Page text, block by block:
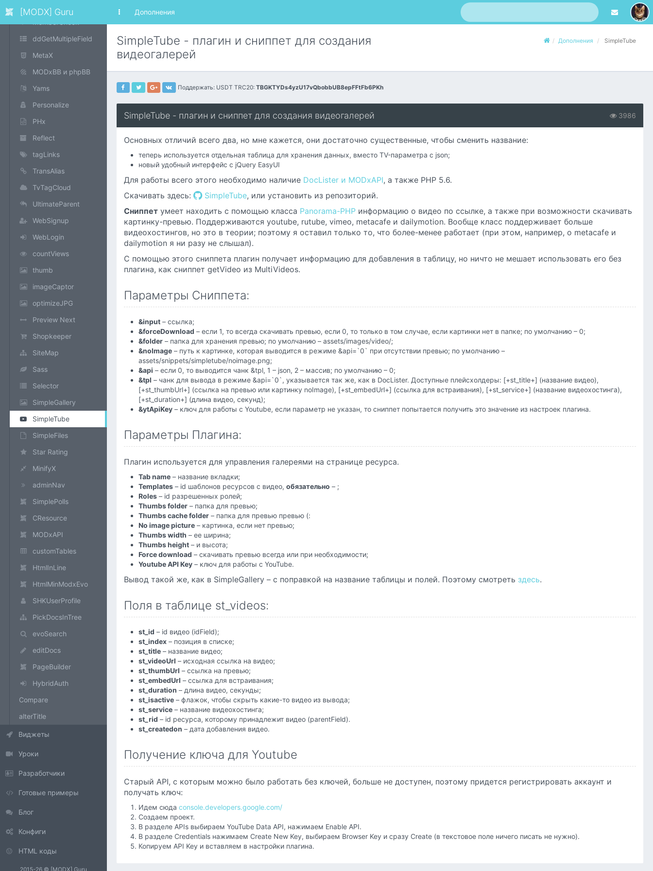
[MODX] Guru
ddGetMultipleField
MetaX
MODxBB и phpBB
Yams
Personalize
PHx
Reflect
tagLinks
TransAlias
TvTagCloud
UltimateParent
WebSignup
WebLogin
countViews
thumb
imageCaptor
optimizeJPG
Preview Next
Shopkeeper
SiteMap
Sass
Selector
SimpleGallery
SimpleTube
SimpleFiles
Star Rating
MinifyX
adminNav
SimplePolls
CResource
MODxAPI
customTables
HtmlInLine
HtmlMinModxEvo
SHKUserProfile
PickDocsInTree
evoSearch
editDocs
PageBuilder
HybridAuth
Compare
alterTitle
Виджеты
Уроки
Разработчики
Готовые примеры
Блог
Конфиги
HTML коды
2015-26 © [MODX] Guru
Дополнения
SimpleTube - плагин и сниппет для создания
видеогалерей
Дополнения SimpleTube
Поддержать: USDT TRC20: TBGKTYDs4yzU17vQbobbUB8epFFtFb6PKh
3986
SimpleTube - плагин и сниппет для создания видеогалерей
Основных отличий всего два, но мне кажется, они достаточно существенные, чтобы сменить название:
теперь используется отдельная таблица для хранения данных, вместо TV-параметра с json;
новый удобный интерфейс c jQuery EasyUI
Для работы всего этого необходимо наличие DocLister и MODxAPI, а также PHP 5.6.
Скачивать здесь:
SimpleTube, или установить из репозиторий.
Сниппет умеет находить с помощью класса Panorama-PHP информацию о видео по ссылке, а также при возможности скачивать
картинку-превью. Поддерживаются youtube, rutube, vimeo, metacafe и dailymotion. Вообще класс поддерживает больше
видеохостингов, но это в теории; поэтому я оставил только то, что более-менее работает (при этом, например, о metacafe и
dailymotion я ни разу не слышал).
С помощью этого сниппета плагин получает информацию для добавления в таблицу, но ничто не мешает использовать его без
плагина, как сниппет getVideo из MultiVideos.
Параметры Сниппета:
&input – ссылка;
&forceDownload – если 1, то всегда скачивать превью, если 0, то только в том случае, если картинки нет в папке; по умолчанию – 0;
&folder – папка для хранения превью; по умолчанию – assets/images/video/;
&noImage – путь к картинке, которая выводится в режиме &api=`0` при отсутствии превью; по умолчанию –
assets/snippets/simpletube/noimage.png;
&api – если 0, то выводится чанк &tpl, 1 – json, 2 – массив; по умолчанию – 0;
&tpl – чанк для вывода в режиме &api=`0`, указывается так же, как в DocLister. Доступные плейсхолдеры: [+st_title+] (название видео),
[+st_thumbUrl+] (ссылка на превью или картинку noImage), [+st_embedUrl+] (ссылка для встраивания), [+st_service+] (название видеохостинга),
[+st_duration+] (длина видео, секунд);
&ytApiKey – ключ для работы с Youtube, если параметр не указан, то сниппет попытается получить это значение из настроек плагина.
Параметры Плагина:
Плагин используется для управления галереями на странице ресурса.
Tab name – название вкладки;
Templates – id шаблонов ресурсов с видео, обязательно – ;
Roles – id разрешенных ролей;
Thumbs folder – папка для превью;
Thumbs cache folder – папка для превью превью (:
No image picture – картинка, если нет превью;
Thumbs width – ее ширина;
Thumbs height – и высота;
Force download – скачивать превью всегда или при необходимости;
Youtube API Key – ключ для работы с YouTube.
Вывод такой же, как в SimpleGallery – c поправкой на название таблицы и полей. Поэтому смотреть здесь.
Поля в таблице st_videos:
st_id – id видео (idField);
st_index – позиция в списке;
st_title – название видео;
st_videoUrl – исходная ссылка на видео;
st_thumbUrl – ссылка на превью;
st_embedUrl – ссылка для встраивания;
st_duration – длина видео, секунды;
st_isactive – флажок, чтобы скрыть какие-то видео из вывода;
st_service – название видеохостинга;
st_rid – id ресурса, которому принадлежит видео (parentField).
st_createdon – дата добавления видео.
Получение ключа для Youtube
Старый API, с которым можно было работать без ключей, больше не доступен, поэтому придется регистрировать аккаунт и
получать ключ:
Идем сюда console.developers.google.com/
Создаем проект.
В разделе APIs выбираем YouTube Data API, нажимаем Enable API.
В разделе Credentials нажимаем Create New Key, выбираем Browser Key и сразу Create (в текстовое поле ничего писать не нужно).
Копируем API Key и вставляем в настройки плагина.